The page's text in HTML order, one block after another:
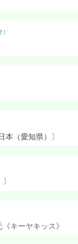
本（愛知県）〕
《キーヤキッス》